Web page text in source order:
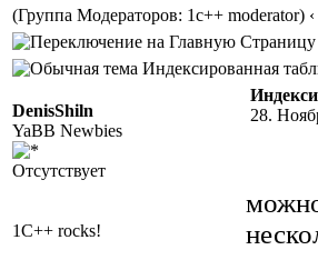
(Группа Модераторов: 1c++ moderator) ‹
Индексированная
DenisShiln
YaBB Newbies
Отсутствует
1C++ rocks!
28.